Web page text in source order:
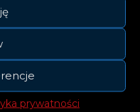
prywatności
ludziom
też nie
zrobić.